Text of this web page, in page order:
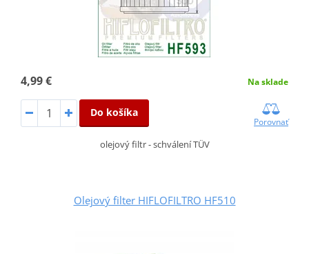
4,99 € Na sklade
Do košíka
Porovnať
olejový filtr - schválení TÜV
Olejový filter HIFLOFILTRO HF510